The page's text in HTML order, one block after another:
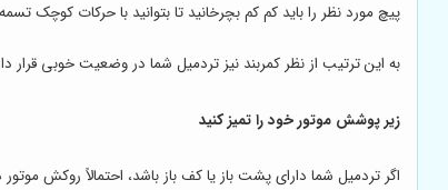
پیچ مورد نظر را باید کم کم بچرخانید تا بتوانید با حرکات کوچک
به این ترتیب از نظر کمربند نیز تردمیل شما در وضعیت خوبی
زیر پوشش موتور خود را تمیز کنید
اگر تردمیل شما دارای پشت باز یا کف باز باشد، احتمالاً روکش